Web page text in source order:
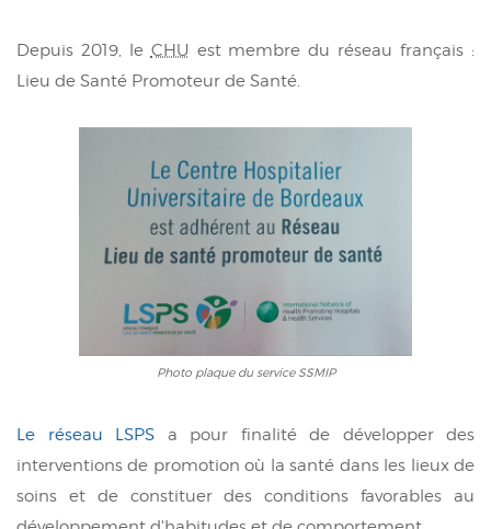
Depuis 2019, le CHU est membre du réseau français :
Lieu de Santé Promoteur de Santé.
Photo plaque du service SSMIP
Le réseau LSPS a pour finalité de développer des
interventions de promotion où la santé dans les lieux de
soins et de constituer des conditions favorables au